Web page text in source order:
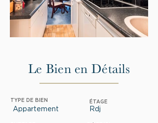
Le Bien en Détails
TYPE DE BIEN
Appartement
ÉTAGE
Rdj